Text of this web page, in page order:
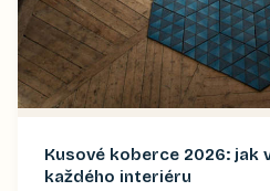
Kusové koberce 2026: jak
každého interiéru